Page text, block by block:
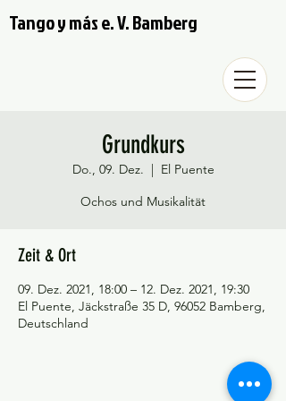
Tango y más e. V. Bamberg
Grundkurs
Do., 09. Dez.
  |
El Puente
Ochos und Musikalität
Zeit & Ort
09. Dez. 2021, 18:00 – 12. Dez. 2021, 19:30
El Puente, Jäckstraße 35 D, 96052 Bamberg,
Deutschland